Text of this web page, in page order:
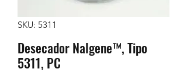
SKU: 5311
Desecador Nalgene™, Tipo
5311, PC